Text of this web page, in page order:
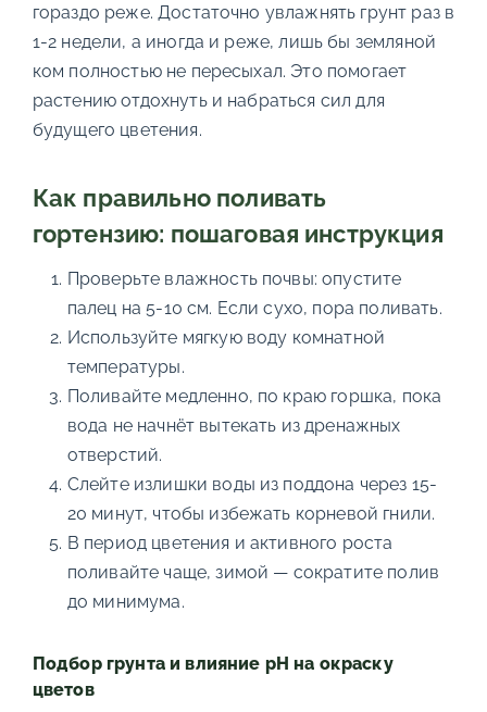
гораздо реже. Достаточно увлажнять грунт раз в
1-2 недели, а иногда и реже, лишь бы земляной
ком полностью не пересыхал. Это помогает
растению отдохнуть и набраться сил для
будущего цветения.
Как правильно поливать
гортензию: пошаговая инструкция
Проверьте влажность почвы: опустите
палец на 5-10 см. Если сухо, пора поливать.
Используйте мягкую воду комнатной
температуры.
Поливайте медленно, по краю горшка, пока
вода не начнёт вытекать из дренажных
отверстий.
Слейте излишки воды из поддона через 15-
20 минут, чтобы избежать корневой гнили.
В период цветения и активного роста
поливайте чаще, зимой — сократите полив
до минимума.
Подбор грунта и влияние pH на окраску
цветов